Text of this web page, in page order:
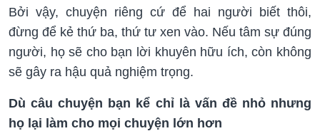
Bởi vậy, chuyện riêng cứ để hai người biết thôi,
đừng để kẻ thứ ba, thứ tư xen vào. Nếu tâm sự đúng
người, họ sẽ cho bạn lời khuyên hữu ích, còn không
sẽ gây ra hậu quả nghiệm trọng.
Dù câu chuyện bạn kể chỉ là vấn đề nhỏ nhưng
họ lại làm cho mọi chuyện lớn hơn